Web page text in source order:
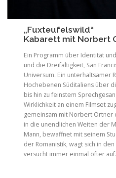
„Fuxteufelswild“
Kabarett mit Norbert
Ein Programm über Identität
und die Dreifaltigkeit, San
Universum. Ein unterhaltsamer
Hochebenen Süditaliens über
bis hin zu feinstem
Wirklichkeit an einem Filmset
gemeinsam mit Norbert Ortner
in die unendlichen Weiten der
Mann, bewaffnet mit seinem
der Romanistik, wagt sich in
versucht immer einmal öfter